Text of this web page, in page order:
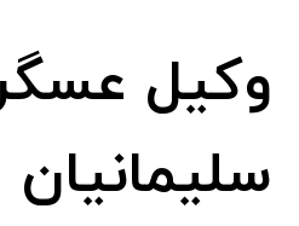
وکیل
سلیمانیان